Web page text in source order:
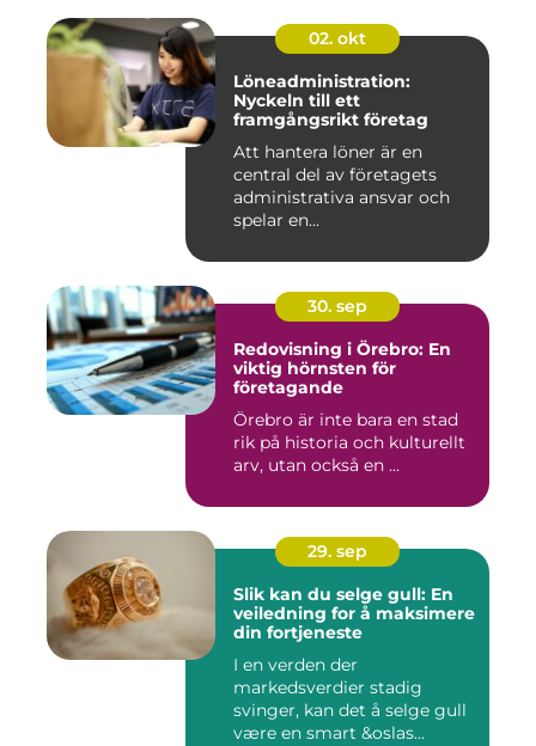
02. okt
Löneadministration:
Nyckeln till ett
framgångsrikt företag
Att hantera löner är en
central del av företagets
administrativa ansvar och
spelar en...
30. sep
Redovisning i Örebro: En
viktig hörnsten för
företagande
Örebro är inte bara en stad
rik på historia och kulturellt
arv, utan också en ...
29. sep
Slik kan du selge gull: En
veiledning for å maksimere
din fortjeneste
I en verden der
markedsverdier stadig
svinger, kan det å selge gull
være en smart &oslas...